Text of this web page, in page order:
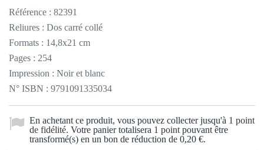
Référence : 82391
Reliures : Dos carré collé
Formats : 14,8x21 cm
Pages : 254
Impression : Noir et blanc
N° ISBN : 9791091335034
En achetant ce produit, vous pouvez collecter jusqu'à 1 point
de fidélité. Votre panier totalisera 1 point pouvant être
transformé(s) en un bon de réduction de 0,20 €.